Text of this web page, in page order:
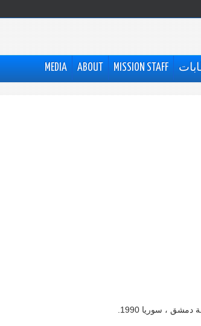
MISSION STAFF
ABOUT
MEDIA
، سوريا 1990.